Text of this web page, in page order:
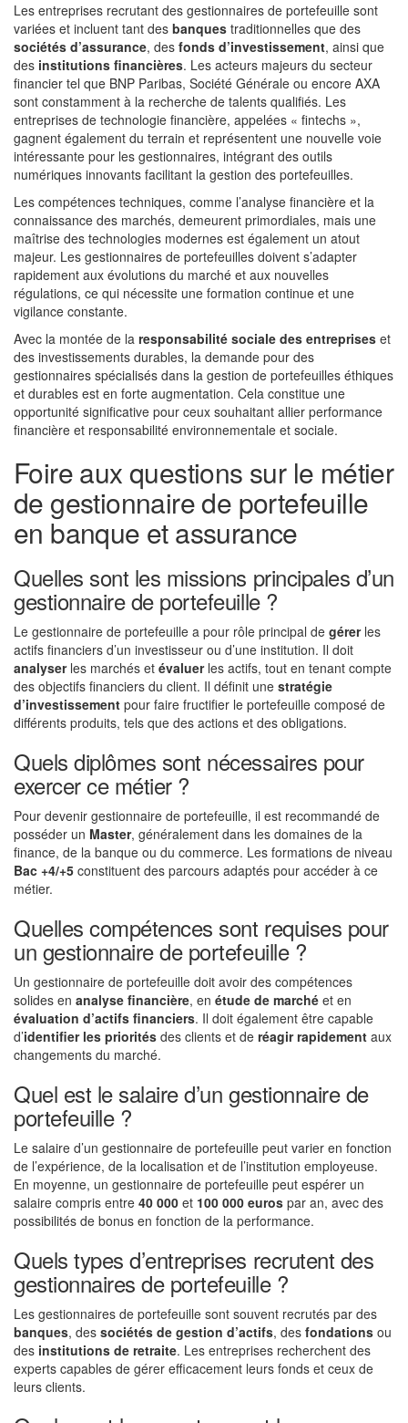
Les entreprises recrutant des gestionnaires de portefeuille sont
variées et incluent tant des banques traditionnelles que des
sociétés d’assurance, des fonds d’investissement, ainsi que
des institutions financières. Les acteurs majeurs du secteur
financier tel que BNP Paribas, Société Générale ou encore AXA
sont constamment à la recherche de talents qualifiés. Les
entreprises de technologie financière, appelées « fintechs »,
gagnent également du terrain et représentent une nouvelle voie
intéressante pour les gestionnaires, intégrant des outils
numériques innovants facilitant la gestion des portefeuilles.
Les compétences techniques, comme l’analyse financière et la
connaissance des marchés, demeurent primordiales, mais une
maîtrise des technologies modernes est également un atout
majeur. Les gestionnaires de portefeuilles doivent s’adapter
rapidement aux évolutions du marché et aux nouvelles
régulations, ce qui nécessite une formation continue et une
vigilance constante.
Avec la montée de la responsabilité sociale des entreprises et
des investissements durables, la demande pour des
gestionnaires spécialisés dans la gestion de portefeuilles éthiques
et durables est en forte augmentation. Cela constitue une
opportunité significative pour ceux souhaitant allier performance
financière et responsabilité environnementale et sociale.
Foire aux questions sur le métier
de gestionnaire de portefeuille
en banque et assurance
Quelles sont les missions principales d’un
gestionnaire de portefeuille ?
Le gestionnaire de portefeuille a pour rôle principal de gérerles
actifs financiers d’un investisseur ou d’une institution. Il doit
analyserles marchés et évaluerles actifs, tout en tenant compte
des objectifs financiers du client. Il définit une stratégie
d’investissement pour faire fructifier le portefeuille composé de
différents produits, tels que des actions et des obligations.
Quels diplômes sont nécessaires pour
exercer ce métier ?
Pour devenir gestionnaire de portefeuille, il est recommandé de
posséder un Master, généralement dans les domaines de la
finance, de la banque ou du commerce. Les formations de niveau
Bac +4/+5 constituent des parcours adaptés pour accéder à ce
métier.
Quelles compétences sont requises pour
un gestionnaire de portefeuille ?
Un gestionnaire de portefeuille doit avoir des compétences
solides en analyse financière, en étude de marché et en
évaluation d’actifs financiers. Il doit également être capable
d’identifier les priorités des clients et de réagir rapidement aux
changements du marché.
Quel est le salaire d’un gestionnaire de
portefeuille ?
Le salaire d’un gestionnaire de portefeuille peut varier en fonction
de l’expérience, de la localisation et de l’institution employeuse.
En moyenne, un gestionnaire de portefeuille peut espérer un
salaire compris entre 40 000 et 100 000 euros par an, avec des
possibilités de bonus en fonction de la performance.
Quels types d’entreprises recrutent des
gestionnaires de portefeuille ?
Les gestionnaires de portefeuille sont souvent recrutés par des
banques, des sociétés de gestion d’actifs, des fondations ou
des institutions de retraite. Les entreprises recherchent des
experts capables de gérer efficacement leurs fonds et ceux de
leurs clients.